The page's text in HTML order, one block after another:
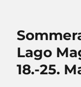
Lago
18.-25.